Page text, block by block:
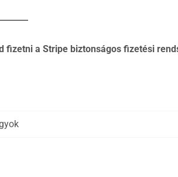
fizetni a Stripe biztonságos fizetési